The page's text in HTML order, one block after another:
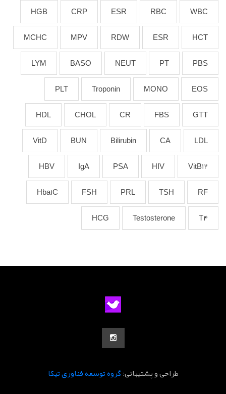
WBC
RBC
ESR
CRP
HGB
HCT
ESR
RDW
MPV
MCHC
PBS
PT
NEUT
BASO
LYM
EOS
MONO
Troponin
PLT
GTT
FBS
CR
CHOL
HDL
LDL
CA
Bilirubin
BUN
VitD
VitB12
HIV
PSA
IgA
HBV
RF
TSH
PRL
FSH
Hba1C
T4
Testosterone
HCG
طراحی و پشتیبانی:گروه توسعه فناوری تیکا